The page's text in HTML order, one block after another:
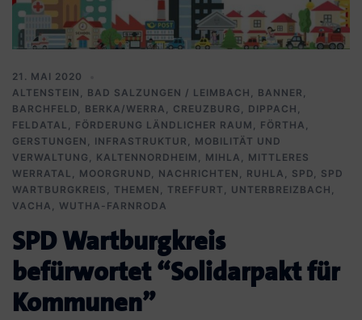
21. MAI 2020
ALTENSTEIN
BAD SALZUNGEN / LEIMBACH BANNER
BARCHFELD
BERKA/WERRA CREUZBURG DIPPACH
FELDATAL
FÖRDERUNG LÄNDLICHER RAUM FÖRTHA
GERSTUNGEN
INFRASTRUKTUR, MOBILITÄT UND
VERWALTUNG
KALTENNORDHEIM MIHLA
MITTLERES
WERRATAL
MOORGRUND NACHRICHTEN RUHLA SPD
SPD
WARTBURGKREIS
THEMEN TREFFURT UNTERBREIZBACH
VACHA
WUTHA-FARNRODA
SPD Wartburgkreis
befürwortet “Solidarpakt für
Kommunen”